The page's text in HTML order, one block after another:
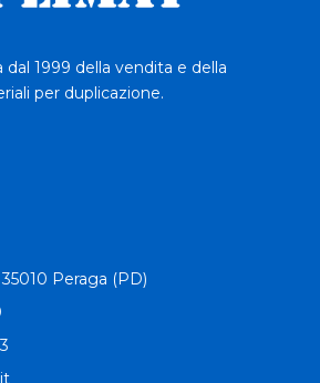
1999 della vendita e della
per duplicazione.
Peraga (PD)